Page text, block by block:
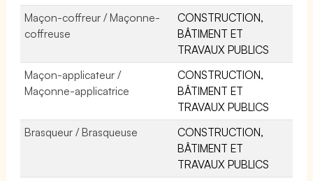
Maçon-coffreur / Maçonne-
coffreuse
CONSTRUCTION,
BÂTIMENT ET
TRAVAUX PUBLICS
Maçon-applicateur /
Maçonne-applicatrice
CONSTRUCTION,
BÂTIMENT ET
TRAVAUX PUBLICS
Brasqueur / Brasqueuse
CONSTRUCTION,
BÂTIMENT ET
TRAVAUX PUBLICS